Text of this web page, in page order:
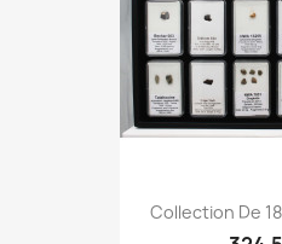
Collection De